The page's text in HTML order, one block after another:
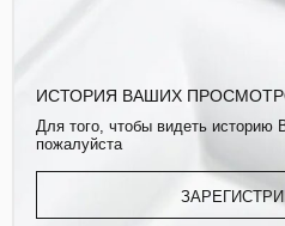
ИСТОРИЯ ВАШИХ
Для того, чтобы видеть историю
пожалуйста